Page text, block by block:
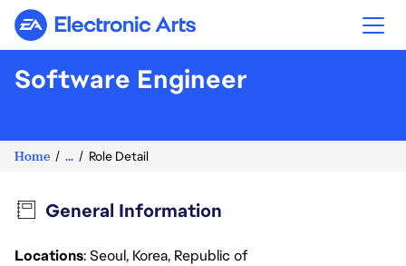
Electronic Arts
Software Engineer
Home ... Role Detail
General Information
Locations: Seoul, Korea, Republic of